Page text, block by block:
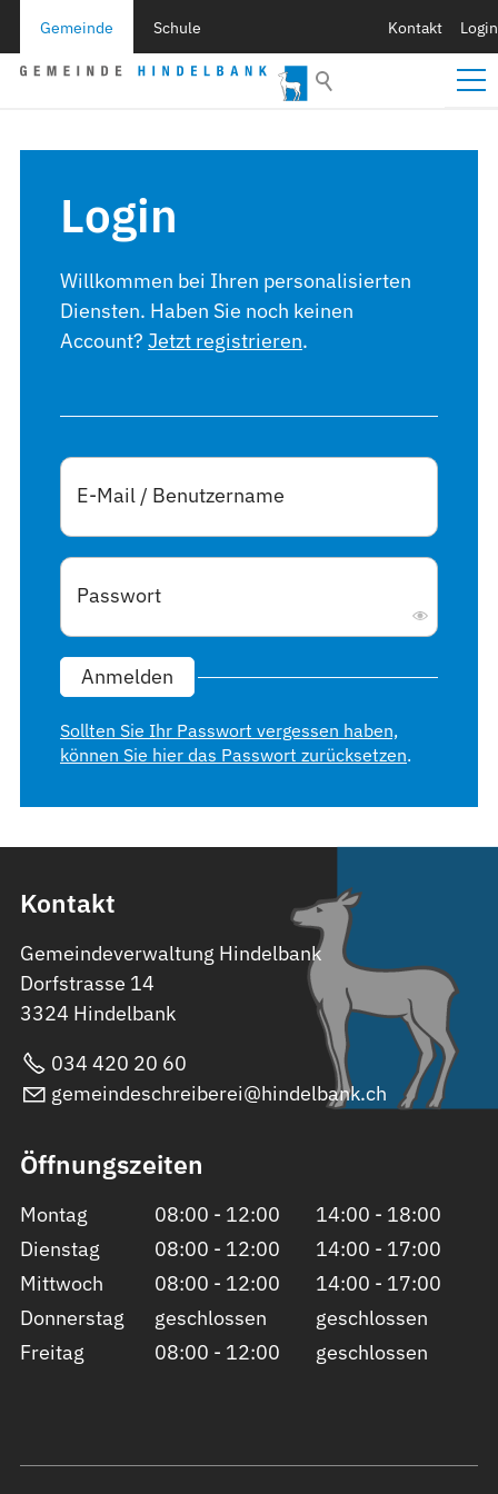
Gemeinde Schule Kontakt Login
Login
Willkommen bei Ihren personalisierten
Diensten. Haben Sie noch keinen
Account? Jetzt registrieren.
E-Mail / Benutzername
Passwort
Anmelden
Sollten Sie Ihr Passwort vergessen haben,
können Sie hier das Passwort zurücksetzen.
Kontakt
Gemeindeverwaltung Hindelbank
Dorfstrasse 14
3324 Hindelbank
034 420 20 60
gemeindeschreiberei@hindelbank.ch
Öffnungszeiten
Montag 08:00 - 12:00
14:00 - 18:00
Dienstag
08:00 - 12:00
14:00 - 17:00
Mittwoch
08:00 - 12:00
14:00 - 17:00
Donnerstag
geschlossen
geschlossen
Freitag
08:00 - 12:00 geschlossen